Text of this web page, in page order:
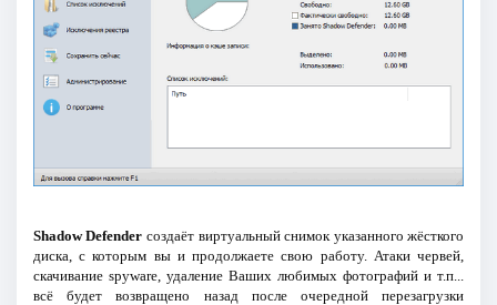
Shadow Defender создаёт виртуальный снимок указанного жёсткого
диска, с которым вы и продолжаете свою работу. Атаки червей,
скачивание spyware, удаление Ваших любимых фотографий и т.п...
всё будет возвращено назад после очередной перезагрузки